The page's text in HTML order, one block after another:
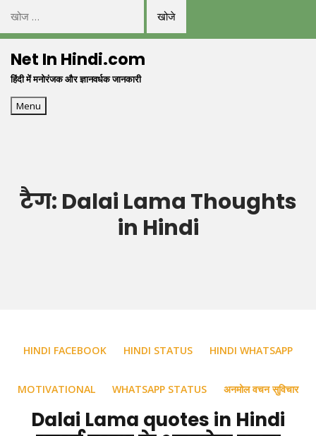
निम्न
को
खोजें:Net In Hindi.com
हिंदी में मनोरंजक और ज्ञानवर्धक जानकारी
Menu
टैग: Dalai Lama Thoughts
in Hindi
HINDI FACEBOOK HINDI STATUS HINDI WHATSAPP
MOTIVATIONAL WHATSAPP STATUS अनमोल वचन सुविचार
Dalai Lama quotes in Hindi